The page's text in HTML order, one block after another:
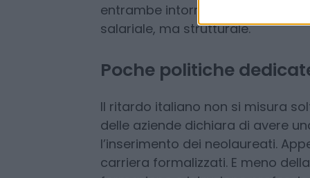
In cima alla classifica c’è la
entrambe intorno ai 57.000 euro.
Poche politiche
Il ritardo italiano non si misura